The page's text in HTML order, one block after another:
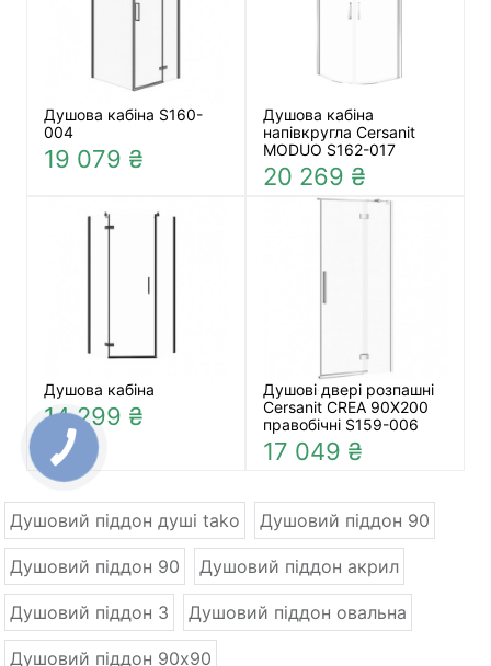
Душова кабіна S160-
004
19 079 ₴
Душова кабіна
напівкругла Cersanit
MODUO S162-017
20 269 ₴
Душова кабіна
14 299 ₴
Душові двері розпашні
Cersanit CREA 90X200
правобічні S159-006
17 049 ₴
Душовий піддон душі tako Душовий піддон 90
Душовий піддон 90 Душовий піддон акрил
Душовий піддон 3 Душовий піддон овальна
Душовий піддон 90x90